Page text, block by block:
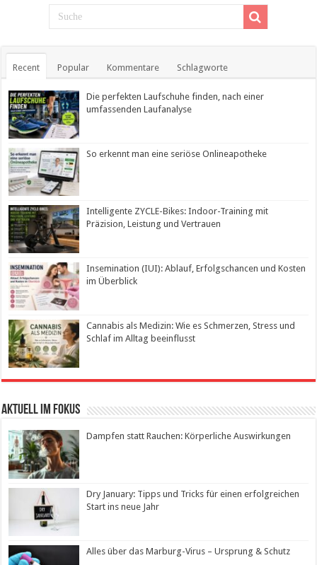
Recent Popular Kommentare Schlagworte
Die perfekten Laufschuhe finden, nach einer
umfassenden Laufanalyse
So erkennt man eine seriöse Onlineapotheke
Intelligente ZYCLE-Bikes: Indoor-Training mit
Präzision, Leistung und Vertrauen
Insemination (IUI): Ablauf, Erfolgschancen und Kosten
im Überblick
Cannabis als Medizin: Wie es Schmerzen, Stress und
Schlaf im Alltag beeinflusst
Aktuell im Fokus
Dampfen statt Rauchen: Körperliche Auswirkungen
Dry January: Tipps und Tricks für einen erfolgreichen
Start ins neue Jahr
Alles über das Marburg-Virus – Ursprung & Schutz